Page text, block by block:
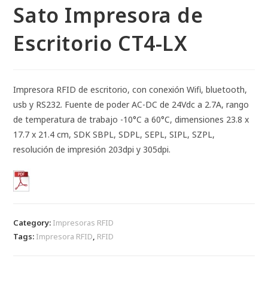
Sato Impresora de
Escritorio CT4-LX
Impresora RFID de escritorio, con conexión Wifi, bluetooth,
usb y RS232. Fuente de poder AC-DC de 24Vdc a 2.7A, rango
de temperatura de trabajo -10°C a 60°C, dimensiones 23.8 x
17.7 x 21.4 cm, SDK SBPL, SDPL, SEPL, SIPL, SZPL,
resolución de impresión 203dpi y 305dpi.
Category: Impresoras RFID
Tags: Impresora RFID, RFID